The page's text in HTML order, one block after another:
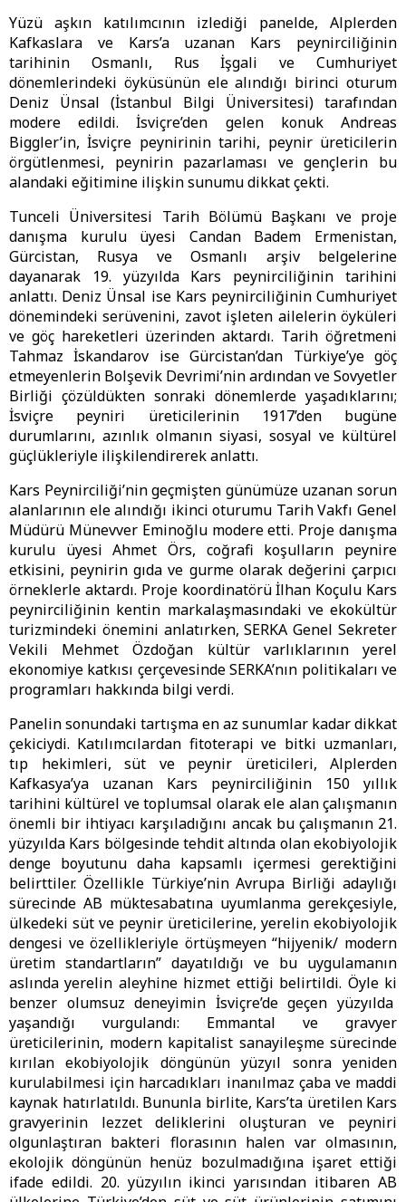
Yüzü aşkın katılımcının izlediği panelde, Alplerden
Kafkaslara ve Kars’a uzanan Kars peynirciliğinin
tarihinin Osmanlı, Rus İşgali ve Cumhuriyet
dönemlerindeki öyküsünün ele alındığı birinci oturum
Deniz Ünsal (İstanbul Bilgi Üniversitesi) tarafından
modere edildi. İsviçre’den gelen konuk Andreas
Biggler’in, İsviçre peynirinin tarihi, peynir üreticilerin
örgütlenmesi, peynirin pazarlaması ve gençlerin bu
alandaki eğitimine ilişkin sunumu dikkat çekti.
Tunceli Üniversitesi Tarih Bölümü Başkanı ve proje
danışma kurulu üyesi Candan Badem Ermenistan,
Gürcistan, Rusya ve Osmanlı arşiv belgelerine
dayanarak 19. yüzyılda Kars peynirciliğinin tarihini
anlattı. Deniz Ünsal ise Kars peynirciliğinin Cumhuriyet
dönemindeki serüvenini, zavot işleten ailelerin öyküleri
ve göç hareketleri üzerinden aktardı. Tarih öğretmeni
Tahmaz İskandarov ise Gürcistan’dan Türkiye’ye göç
etmeyenlerin Bolşevik Devrimi’nin ardından ve Sovyetler
Birliği çözüldükten sonraki dönemlerde yaşadıklarını;
İsviçre peyniri üreticilerinin 1917’den bugüne
durumlarını, azınlık olmanın siyasi, sosyal ve kültürel
güçlükleriyle ilişkilendirerek anlattı.
Kars Peynirciliği’nin geçmişten günümüze uzanan sorun
alanlarının ele alındığı ikinci oturumu Tarih Vakfı Genel
Müdürü Münevver Eminoğlu modere etti. Proje danışma
kurulu üyesi Ahmet Örs, coğrafi koşulların peynire
etkisini, peynirin gıda ve gurme olarak değerini çarpıcı
örneklerle aktardı. Proje koordinatörü İlhan Koçulu Kars
peynirciliğinin kentin markalaşmasındaki ve ekokültür
turizmindeki önemini anlatırken, SERKA Genel Sekreter
Vekili Mehmet Özdoğan kültür varlıklarının yerel
ekonomiye katkısı çerçevesinde SERKA’nın politikaları ve
programları hakkında bilgi verdi.
Panelin sonundaki tartışma en az sunumlar kadar dikkat
çekiciydi. Katılımcılardan fitoterapi ve bitki uzmanları,
tıp hekimleri, süt ve peynir üreticileri, Alplerden
Kafkasya’ya uzanan Kars peynirciliğinin 150 yıllık
tarihini kültürel ve toplumsal olarak ele alan çalışmanın
önemli bir ihtiyacı karşıladığını ancak bu çalışmanın 21.
yüzyılda Kars bölgesinde tehdit altında olan ekobiyolojik
denge boyutunu daha kapsamlı içermesi gerektiğini
belirttiler. Özellikle Türkiye’nin Avrupa Birliği adaylığı
sürecinde AB müktesabatına uyumlanma gerekçesiyle,
ülkedeki süt ve peynir üreticilerine, yerelin ekobiyolojik
dengesi ve özellikleriyle örtüşmeyen “hijyenik/ modern
üretim standartların” dayatıldığı ve bu uygulamanın
aslında yerelin aleyhine hizmet ettiği belirtildi. Öyle ki
benzer olumsuz deneyimin İsviçre’de geçen yüzyılda
yaşandığı vurgulandı: Emmantal ve gravyer
üreticilerinin, modern kapitalist sanayileşme sürecinde
kırılan ekobiyolojik döngünün yüzyıl sonra yeniden
kurulabilmesi için harcadıkları inanılmaz çaba ve maddi
kaynak hatırlatıldı. Bununla birlite, Kars’ta üretilen Kars
gravyerinin lezzet deliklerini oluşturan ve peyniri
olgunlaştıran bakteri florasının halen var olmasının,
ekolojik döngünün henüz bozulmadığına işaret ettiği
ifade edildi. 20. yüzyılın ikinci yarısından itibaren AB